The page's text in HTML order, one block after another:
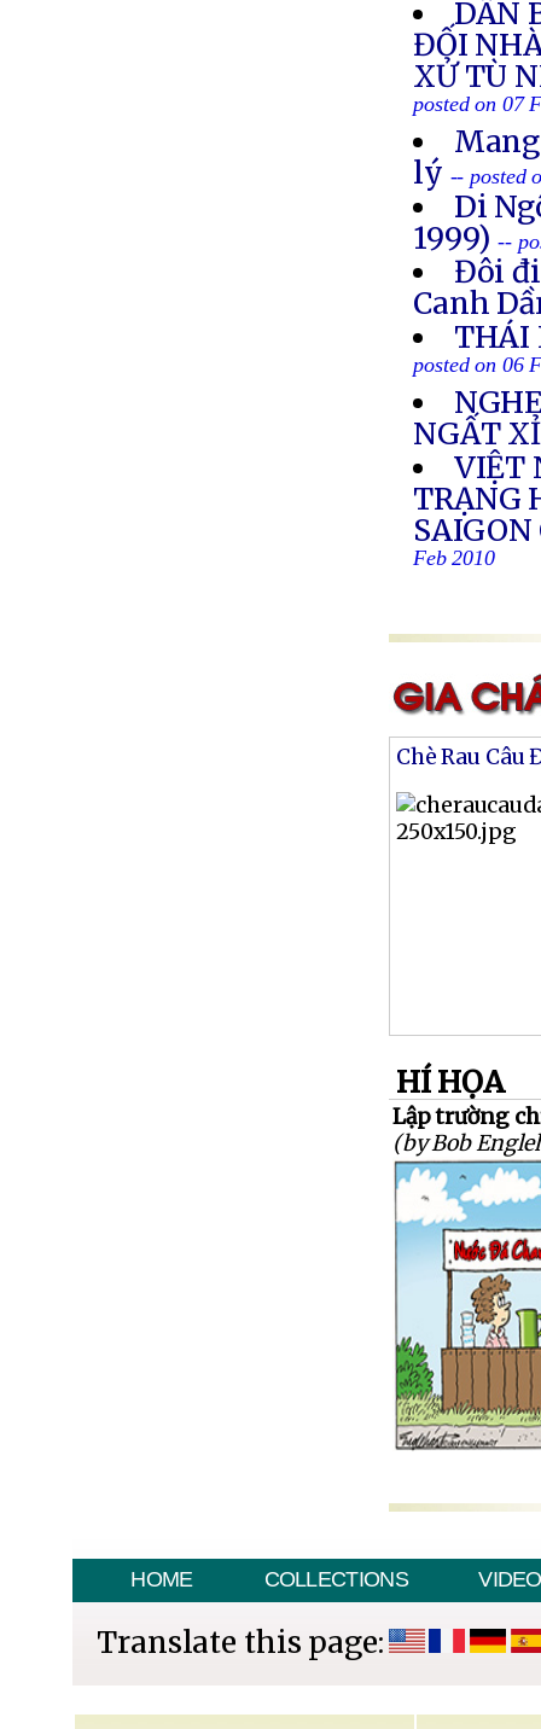
DÂN
ĐỐI
XỬ TÙ
posted on 07
lý -- posted
Di
1999)--
Đôi
Canh
THÁI
posted on 06
NGẤT
VIỆT
TRẠNG
Feb 2010
Chè Rau Câu
HÍ HỌA
Lập trường
(by Bob
HOME COLLECTIONS VIDEO
Translate this page: